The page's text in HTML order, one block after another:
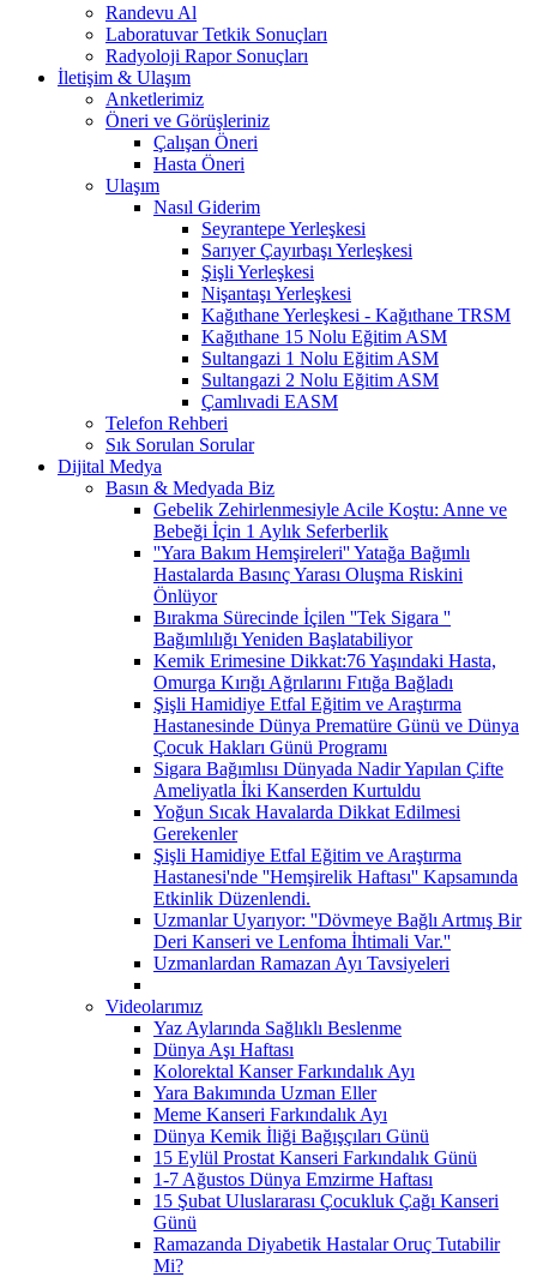
Randevu Al
Laboratuvar Tetkik Sonuçları
Radyoloji Rapor Sonuçları
İletişim & Ulaşım
Anketlerimiz
Öneri ve Görüşleriniz
Çalışan Öneri
Hasta Öneri
Ulaşım
Nasıl Giderim
Seyrantepe Yerleşkesi
Sarıyer Çayırbaşı Yerleşkesi
Şişli Yerleşkesi
Nişantaşı Yerleşkesi
Kağıthane Yerleşkesi - Kağıthane TRSM
Kağıthane 15 Nolu Eğitim ASM
Sultangazi 1 Nolu Eğitim ASM
Sultangazi 2 Nolu Eğitim ASM
Çamlıvadi EASM
Telefon Rehberi
Sık Sorulan Sorular
Dijital Medya
Basın & Medyada Biz
Gebelik Zehirlenmesiyle Acile Koştu: Anne ve
Bebeği İçin 1 Aylık Seferberlik
''Yara Bakım Hemşireleri'' Yatağa Bağımlı
Hastalarda Basınç Yarası Oluşma Riskini
Önlüyor
Bırakma Sürecinde İçilen ''Tek Sigara ''
Bağımlılığı Yeniden Başlatabiliyor
Kemik Erimesine Dikkat:76 Yaşındaki Hasta,
Omurga Kırığı Ağrılarını Fıtığa Bağladı
Şişli Hamidiye Etfal Eğitim ve Araştırma
Hastanesinde Dünya Prematüre Günü ve Dünya
Çocuk Hakları Günü Programı
Sigara Bağımlısı Dünyada Nadir Yapılan Çifte
Ameliyatla İki Kanserden Kurtuldu
Yoğun Sıcak Havalarda Dikkat Edilmesi
Gerekenler
Şişli Hamidiye Etfal Eğitim ve Araştırma
Hastanesi'nde ''Hemşirelik Haftası'' Kapsamında
Etkinlik Düzenlendi.
Uzmanlar Uyarıyor: ''Dövmeye Bağlı Artmış Bir
Deri Kanseri ve Lenfoma İhtimali Var.''
Uzmanlardan Ramazan Ayı Tavsiyeleri
Videolarımız
Yaz Aylarında Sağlıklı Beslenme
Dünya Aşı Haftası
Kolorektal Kanser Farkındalık Ayı
Yara Bakımında Uzman Eller
Meme Kanseri Farkındalık Ayı
Dünya Kemik İliği Bağışçıları Günü
15 Eylül Prostat Kanseri Farkındalık Günü
1-7 Ağustos Dünya Emzirme Haftası
15 Şubat Uluslararası Çocukluk Çağı Kanseri
Günü
Ramazanda Diyabetik Hastalar Oruç Tutabilir
Mi?